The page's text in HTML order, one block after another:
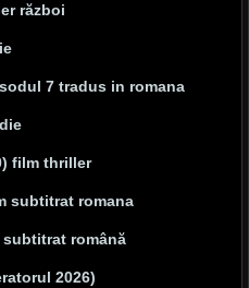
război
7 tradus in romana
film thriller
subtitrat romana
română
2026)